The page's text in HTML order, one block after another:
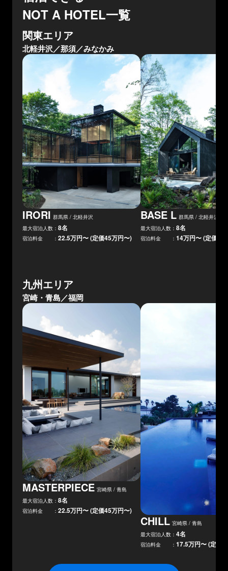
NOT A HOTEL一覧
関東エリア
北軽井沢／那須／みなかみ
IRORI 群馬県 / 北軽井沢
最大宿泊人数： 8名
宿泊料金 ： 22.5万円〜 (定価45万円〜)
BASE L 群馬県 / 北軽井沢
最大宿泊人数： 8名
宿泊料金 ： 14万円〜 (定価
九州エリア
宮崎・青島／福岡
MASTERPIECE 宮崎県 / 青島
最大宿泊人数： 8名
宿泊料金 ： 22.5万円〜 (定価45万円〜)
CHILL 宮崎県 / 青島
最大宿泊人数： 4名
宿泊料金 ： 17.5万円〜 (定価